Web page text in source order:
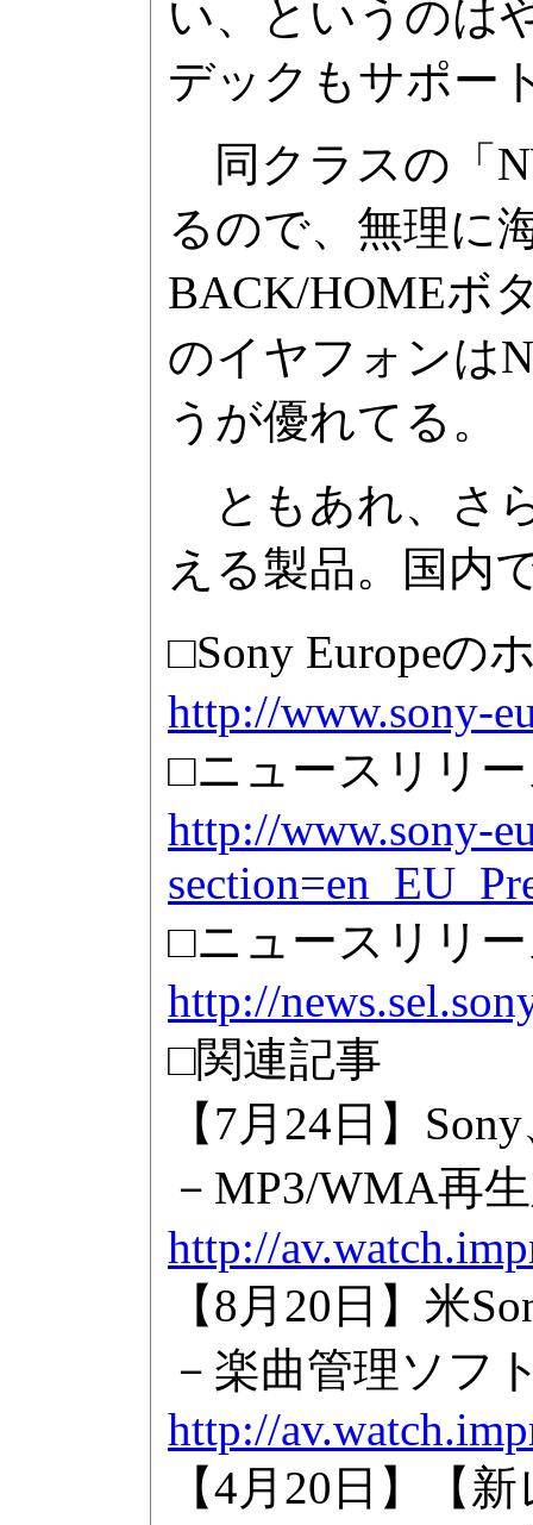
い、というのは
デックもサポー
同クラスの「
るので、無理に
BACK/HOMEボ
のイヤフォンは
うが優れてる。
ともあれ、さ
える製品。国内
□Sony Europeの
http://www.sony-
□ニュースリリ
http://www.sony-
□ニュースリリ
http://
□関連記事
【7月24日】
－MP3/WMA再
http://
【8月20日】米
－楽曲管理ソフ
http://
【4月20日】【